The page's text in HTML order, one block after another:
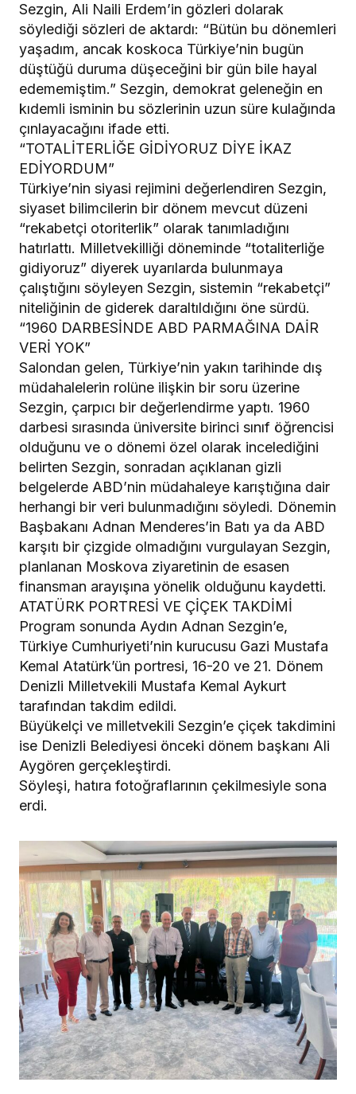
Sezgin, Ali Naili Erdem’in gözleri dolarak
söylediği sözleri de aktardı: “Bütün bu dönemleri
yaşadım, ancak koskoca Türkiye’nin bugün
düştüğü duruma düşeceğini bir gün bile hayal
edememiştim.” Sezgin, demokrat geleneğin en
kıdemli isminin bu sözlerinin uzun süre kulağında
çınlayacağını ifade etti.
“TOTALİTERLİĞE GİDİYORUZ DİYE İKAZ
EDİYORDUM”
Türkiye’nin siyasi rejimini değerlendiren Sezgin,
siyaset bilimcilerin bir dönem mevcut düzeni
“rekabetçi otoriterlik” olarak tanımladığını
hatırlattı. Milletvekilliği döneminde “totaliterliğe
gidiyoruz” diyerek uyarılarda bulunmaya
çalıştığını söyleyen Sezgin, sistemin “rekabetçi”
niteliğinin de giderek daraltıldığını öne sürdü.
“1960 DARBESİNDE ABD PARMAĞINA DAİR
VERİ YOK”
Salondan gelen, Türkiye’nin yakın tarihinde dış
müdahalelerin rolüne ilişkin bir soru üzerine
Sezgin, çarpıcı bir değerlendirme yaptı. 1960
darbesi sırasında üniversite birinci sınıf öğrencisi
olduğunu ve o dönemi özel olarak incelediğini
belirten Sezgin, sonradan açıklanan gizli
belgelerde ABD’nin müdahaleye karıştığına dair
herhangi bir veri bulunmadığını söyledi. Dönemin
Başbakanı Adnan Menderes’in Batı ya da ABD
karşıtı bir çizgide olmadığını vurgulayan Sezgin,
planlanan Moskova ziyaretinin de esasen
finansman arayışına yönelik olduğunu kaydetti.
ATATÜRK PORTRESİ VE ÇİÇEK TAKDİMİ
Program sonunda Aydın Adnan Sezgin’e,
Türkiye Cumhuriyeti’nin kurucusu Gazi Mustafa
Kemal Atatürk’ün portresi, 16-20 ve 21. Dönem
Denizli Milletvekili Mustafa Kemal Aykurt
tarafından takdim edildi.
Büyükelçi ve milletvekili Sezgin’e çiçek takdimini
ise Denizli Belediyesi önceki dönem başkanı Ali
Aygören gerçekleştirdi.
Söyleşi, hatıra fotoğraflarının çekilmesiyle sona
erdi.